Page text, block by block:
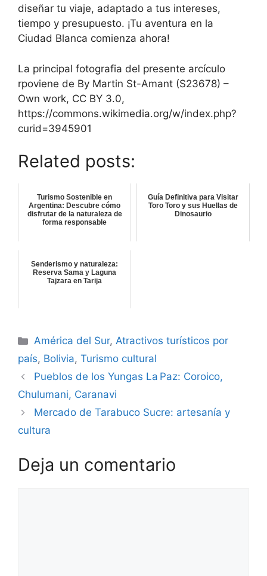
diseñar tu viaje, adaptado a tus intereses,
tiempo y presupuesto. ¡Tu aventura en la
Ciudad Blanca comienza ahora!
La principal fotografia del presente arcículo
rpoviene de By Martin St-Amant (S23678) –
Own work, CC BY 3.0,
https://commons.wikimedia.org/w/index.php?
curid=3945901
Related posts:
Turismo Sostenible en
Argentina: Descubre cómo
disfrutar de la naturaleza de
forma responsable
Guía Definitiva para Visitar
Toro Toro y sus Huellas de
Dinosaurio
Senderismo y naturaleza:
Reserva Sama y Laguna
Tajzara en Tarija
Categorías
América del Sur,Atractivos turísticos por
país, Bolivia, Turismo cultural
Pueblos de los Yungas La Paz: Coroico,
Chulumani, Caranavi
Mercado de Tarabuco Sucre: artesanía y
cultura
Deja un comentario